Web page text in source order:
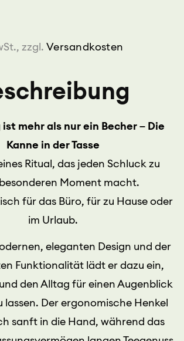
zzgl. Versandkosten
ist mehr als nur ein Becher – Die
Kanne in der Tasse
Ritual, das jeden Schluck zu
Moment macht.
für das Büro, für zu Hause oder
im Urlaub.
eleganten Design und der
Funktionalität lädt er dazu ein,
den Alltag für einen Augenblick
lassen. Der ergonomische Henkel
sanft in die Hand, während das